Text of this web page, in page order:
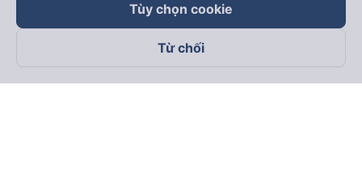
Theo dõi chúng tôi trên
Tùy chọn cookie
Từ chối